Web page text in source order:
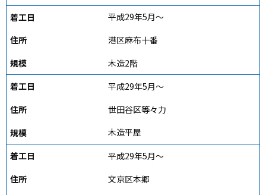
平成29年5月～
港区麻布十番
木造2階
平成29年5月～
世田谷区等々力
木造平屋
平成29年5月～
文京区本郷